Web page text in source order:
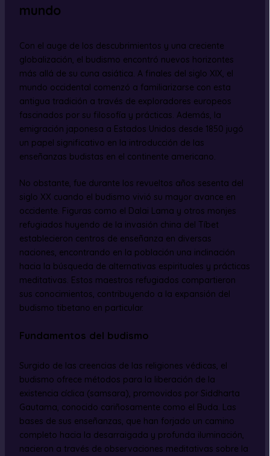
mundo
Con el auge de los descubrimientos y una creciente
globalización, el budismo encontró nuevos horizontes
más allá de su cuna asiática. A finales del siglo XIX, el
mundo occidental comenzó a familiarizarse con esta
antigua tradición a través de exploradores europeos
fascinados por su filosofía y prácticas. Además, la
emigración japonesa a Estados Unidos desde 1850 jugó
un papel significativo en la introducción de las
enseñanzas budistas en el continente americano.
No obstante, fue durante los revueltos años sesenta del
siglo XX cuando el budismo vivió su mayor avance en
occidente. Figuras como el Dalai Lama y otros monjes
refugiados huyendo de la invasión china del Tíbet
establecieron centros de enseñanza en diversas
naciones, encontrando en la población una inclinación
hacia la búsqueda de alternativas espirituales y prácticas
meditativas. Estos maestros refugiados compartieron
sus conocimientos, contribuyendo a la expansión del
budismo tibetano en particular.
Fundamentos del budismo
Surgido de las creencias de las religiones védicas, el
budismo ofrece métodos para la liberación de la
existencia cíclica (samsara), promovidos por Siddharta
Gautama, conocido cariñosamente como el Buda. Las
bases de sus enseñanzas, que han forjado un camino
completo hacia la desarraigada y profunda iluminación,
nacieron a través de observaciones meditativas sobre la